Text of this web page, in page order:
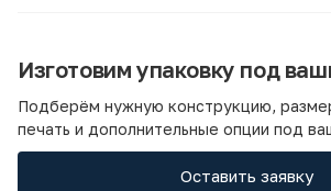
Изготовим упаковку под
Подберём нужную конструкцию,
печать и дополнительные опции под
Оставить заявку